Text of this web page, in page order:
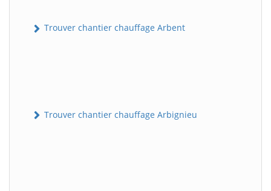
Trouver chantier chauffage Arbent
Trouver chantier chauffage Arbignieu